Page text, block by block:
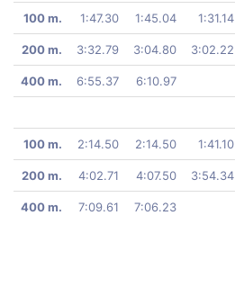
100 m. 1:47.30 1:45.04 1:31.14
200 m. 3:32.79 3:04.80 3:02.22
400 m. 6:55.37 6:10.97
100 m. 2:14.50 2:14.50 1:41.10
200 m. 4:02.71 4:07.50 3:54.34
400 m. 7:09.61 7:06.23